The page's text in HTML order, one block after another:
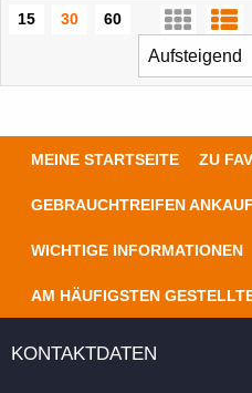
15 30
60
MEINE STARTSEITE ZU
GEBRAUCHTREIFEN ANKAUF
WICHTIGE INFORMATIONEN
AM HÄUFIGSTEN
KONTAKTDATEN